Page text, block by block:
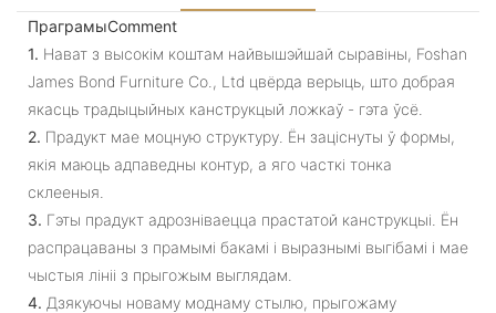
ПраграмыComment
1. Нават з высокім коштам найвышэйшай сыравіны, Foshan
James Bond Furniture Co., Ltd цвёрда верыць, што добрая
якасць традыцыйных канструкцый ложкаў - гэта ўсё.
2. Прадукт мае моцную структуру. Ён заціснуты ў формы,
якія маюць адпаведны контур, а яго часткі тонка
склееныя.
3. Гэты прадукт адрозніваецца прастатой канструкцыі. Ён
распрацаваны з прамымі бакамі і выразнымі выгібамі і мае
чыстыя лініі з прыгожым выглядам.
4. Дзякуючы новаму моднаму стылю, прыгожаму